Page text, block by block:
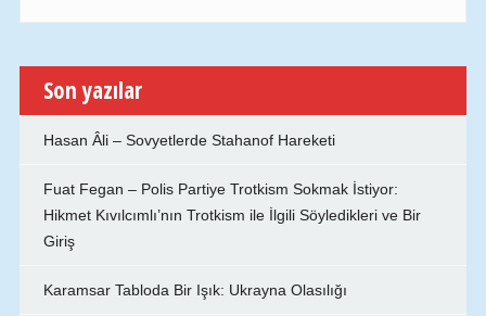
Son yazılar
Hasan Âli – Sovyetlerde Stahanof Hareketi
Fuat Fegan – Polis Partiye Trotkism Sokmak İstiyor:
Hikmet Kıvılcımlı’nın Trotkism ile İlgili Söyledikleri ve Bir
Giriş
Karamsar Tabloda Bir Işık: Ukrayna Olasılığı